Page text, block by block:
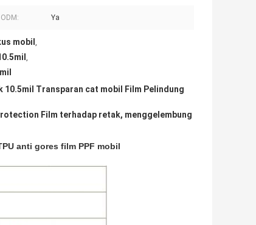
Ya
mobil ,
,
Transparan cat mobil Film Pelindung
Film terhadap retak, menggelembung
anti gores film PPF mobil